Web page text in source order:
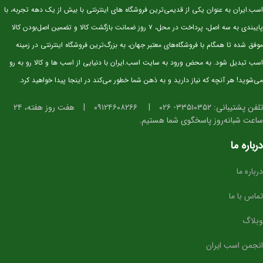
سن:۲.۵ سال
نژاد:KWPN اصیل (خط خونی معتبر و قابل استعلام)
کاربری آتی: پرش، مسابقات جوان‌ها، تربیت پایه
وضعیت:وارداتی، دوسَر (پدر و مادر خارجی)، سلامت کامل
خلق‌وخو:آرام، باهوش، اجتماعی و آموزش‌پذیر
⭐ ویژگی‌های فیزیکی و عملکردی
استخوان‌بندی قوی و مناسب برای کار پرشی
دست و پای خشک و تمیز، آماده ورود به مراحل آموزشی
تمرکز بالا و واکنش سریع در محیط‌های جدید
ساختار بدنی استاندارد برای پرورش به سطح حرفه‌ای
⭐ مناسب برای چه افرادی؟
باشگاه‌ها و مربیانی که قصد تربیت کره‌های حرفه‌ای دارند
اسب.ایران به عنوان یکی از قدیمی‌ترین فروشگاه های اینترنتی با بیش از یک دهه تجربه، با
پایبندی به سه اصل، پرداخت در محل، ۷ روز ضمانت بازگشت کالا و تضمین اصل‌بودن کالا
موفق شده تا همگام با فروشگاه‌های معتبر جهان، به بزرگ‌ترین فروشگاه اینترنتی در زمینه
اسب تبدیل شود. به محض ورود به سایت اسب.ایران با دنیایی از اسب ها و کالا رو به رو
می‌شوید! هر آنچه که نیاز دارید و به ذهن شما خطور می‌کند در اینجا پیدا خواهید کرد.
تلفن پشتیبانی: ۳۳۵۱۰۳۵۲- ۰۲۶ |
|
هفت روز هفته، ۲۴
ساعت شبانه‌روز پاسخگوی شما هستیم.
درباره ما
درباره ما
تماس با ما
وبلاگ
انجمن اسب ایران